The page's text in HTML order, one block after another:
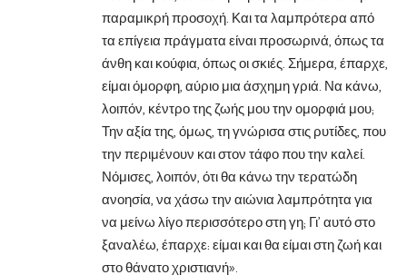
παραμικρή προσοχή. Και τα λαμπρότερα από
τα επίγεια πράγματα είναι προσωρινά, όπως τα
άνθη και κούφια, όπως οι σκιές. Σήμερα, έπαρχε,
είμαι όμορφη, αύριο μια άσχημη γριά. Να κάνω,
λοιπόν, κέντρο της ζωής μου την ομορφιά μου;
Την αξία της, όμως, τη γνώρισα στις ρυτίδες, που
την περιμένουν και στον τάφο που την καλεί.
Νόμισες, λοιπόν, ότι θα κάνω την τερατώδη
ανοησία, να χάσω την αιώνια λαμπρότητα για
να μείνω λίγο περισσότερο στη γη; Γι’ αυτό στο
ξαναλέω, έπαρχε: είμαι και θα είμαι στη ζωή και
στο θάνατο χριστιανή».